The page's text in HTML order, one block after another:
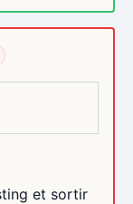
et sortir